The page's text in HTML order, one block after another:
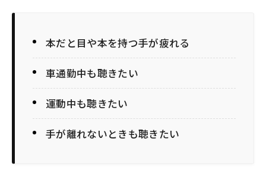
本だと目や本を持つ手が疲れる
車通勤中も聴きたい
運動中も聴きたい
手が離れないときも聴きたい